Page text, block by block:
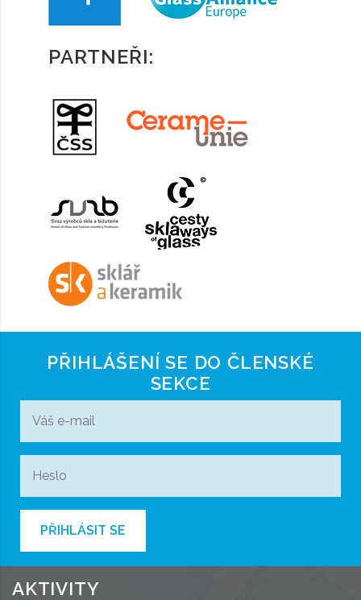
PARTNEŘI:
PŘIHLÁŠENÍ SE DO ČLENSKÉ
SEKCE
PŘIHLÁSIT SE
AKTIVITY